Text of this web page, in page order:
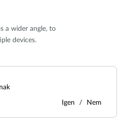
a wider angle, to
devices.
Igen Nem